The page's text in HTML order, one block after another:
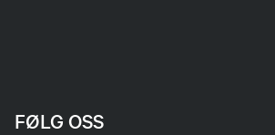
FØLG OSS